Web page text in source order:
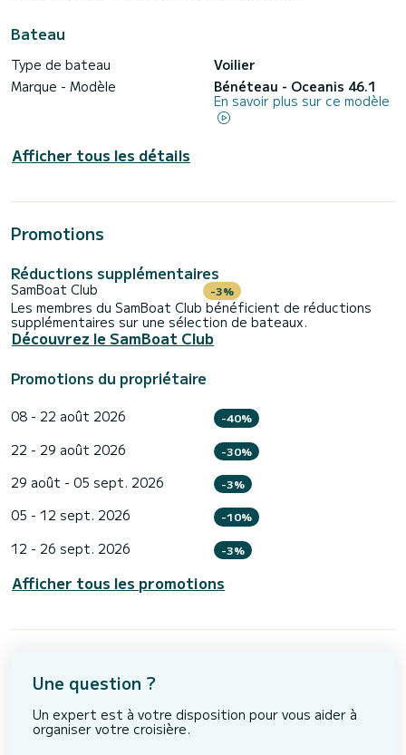
Bateau
Type de bateau
Voilier
Marque - Modèle
Bénéteau - Oceanis 46.1
En savoir plus sur ce modèle
Afficher tous les détails
Promotions
Réductions supplémentaires
SamBoat Club -3%
Les membres du SamBoat Club bénéficient de réductions
supplémentaires sur une sélection de bateaux.
Découvrez le SamBoat Club
Promotions du propriétaire
08 - 22 août 2026 -40%
22 - 29 août 2026 -30%
29 août - 05 sept. 2026 -3%
05 - 12 sept. 2026 -10%
12 - 26 sept. 2026 -3%
Afficher tous les promotions
Une question ?
Un expert est à votre disposition pour vous aider à
organiser votre croisière.